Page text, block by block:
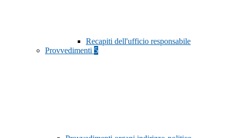
Recapiti dell'ufficio responsabile
Provvedimenti 5